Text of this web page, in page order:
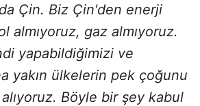
Çin. Biz Çin'den enerji
almıyoruz, gaz almıyoruz.
yapabildiğimizi ve
yakın ülkelerin pek çoğunu
alıyoruz. Böyle bir şey kabul